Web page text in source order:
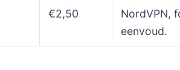
€2,50
NordVPN,
eenvoud.